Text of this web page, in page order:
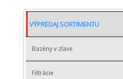
VÝPREDAJ SORTIMENTU
Bazény v zľave
Filtrácie